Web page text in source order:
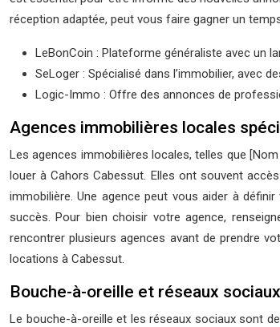
réception adaptée, peut vous faire gagner un
LeBonCoin : Plateforme généraliste avec un
SeLoger : Spécialisé dans l’immobilier, avec
Logic-Immo : Offre des annonces de
Agences immobilières locales
Les agences immobilières locales, telles que
louer à Cahors Cabessut. Elles ont souvent
immobilière. Une agence peut vous aider à
succès. Pour bien choisir votre agence,
rencontrer plusieurs agences avant de prendre
locations à Cabessut.
Bouche-à-oreille et réseaux
Le bouche-à-oreille et les réseaux sociaux sont